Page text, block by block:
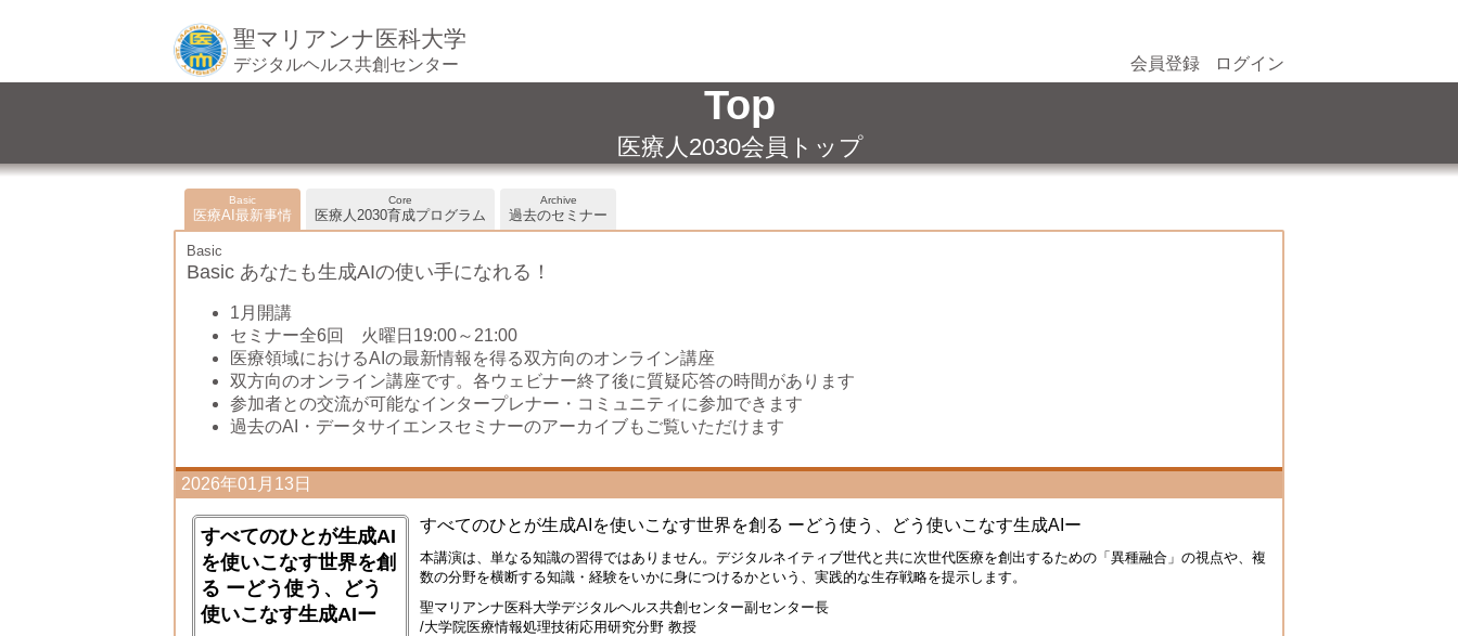
聖マリアンナ医科大学
デジタルヘルス共創センター 会員登録 ログイン
Top
医療人2030会員トップ
Basic
医療AI最新事情
Core
医療人2030育成プログラム
Archive
過去のセミナー
Basic
Basic あなたも生成AIの使い手になれる！
1月開講
セミナー全6回 火曜日19:00～21:00
医療領域におけるAIの最新情報を得る双方向のオンライン講座
双方向のオンライン講座です。各ウェビナー終了後に質疑応答の時間があります
参加者との交流が可能なインタープレナー・コミュニティに参加できます
過去のAI・データサイエンスセミナーのアーカイブもご覧いただけます
2026年01月13日
すべてのひとが生成AI
を使いこなす世界を創
る ーどう使う、どう
使いこなす生成AIー
すべてのひとが生成AIを使いこなす世界を創る ーどう使う、どう使いこなす生成AIー
本講演は、単なる知識の習得ではありません。デジタルネイティブ世代と共に次世代医療を創出するための「異種融合」の視点や、複
数の分野を横断する知識・経験をいかに身につけるかという、実践的な生存戦略を提示します。
聖マリアンナ医科大学デジタルヘルス共創センター副センター長
/大学院医療情報処理技術応用研究分野 教授